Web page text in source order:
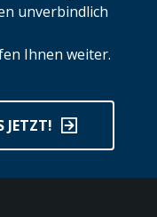
unverbindlich
Ihnen weiter.
JETZT!